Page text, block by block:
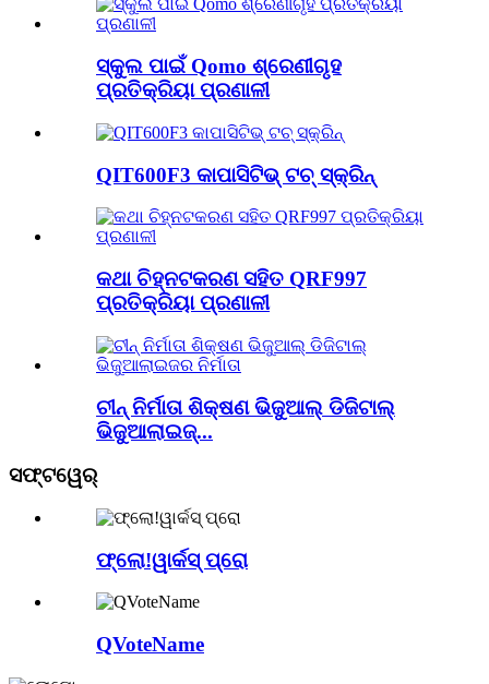
ସ୍କୁଲ ପାଇଁ Qomo ଶ୍ରେଣୀଗୃହ
ପ୍ରତିକ୍ରିୟା ପ୍ରଣାଳୀ
QIT600F3 କାପାସିଟିଭ୍ ଟଚ୍ ସ୍କ୍ରିନ୍
କଥା ଚିହ୍ନଟକରଣ ସହିତ QRF997
ପ୍ରତିକ୍ରିୟା ପ୍ରଣାଳୀ
ଚୀନ୍ ନିର୍ମାତା ଶିକ୍ଷଣ ଭିଜୁଆଲ୍ ଡିଜିଟାଲ୍
ଭିଜୁଆଲାଇଜ୍...
ସଫ୍ଟୱେର୍
ଫ୍ଲୋ!ୱାର୍କସ୍ ପ୍ରୋ
QVoteName